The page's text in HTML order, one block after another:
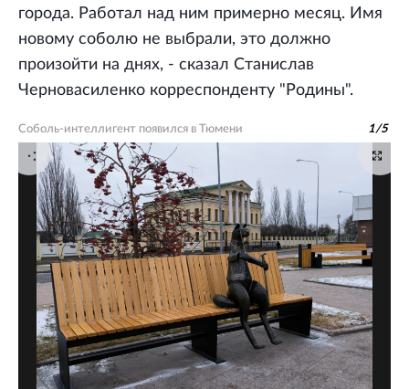
города. Работал над ним примерно месяц. Имя
новому соболю не выбрали, это должно
произойти на днях, - сказал Станислав
Черновасиленко корреспонденту "Родины".
Соболь-интеллигент появился в Тюмени 1/5